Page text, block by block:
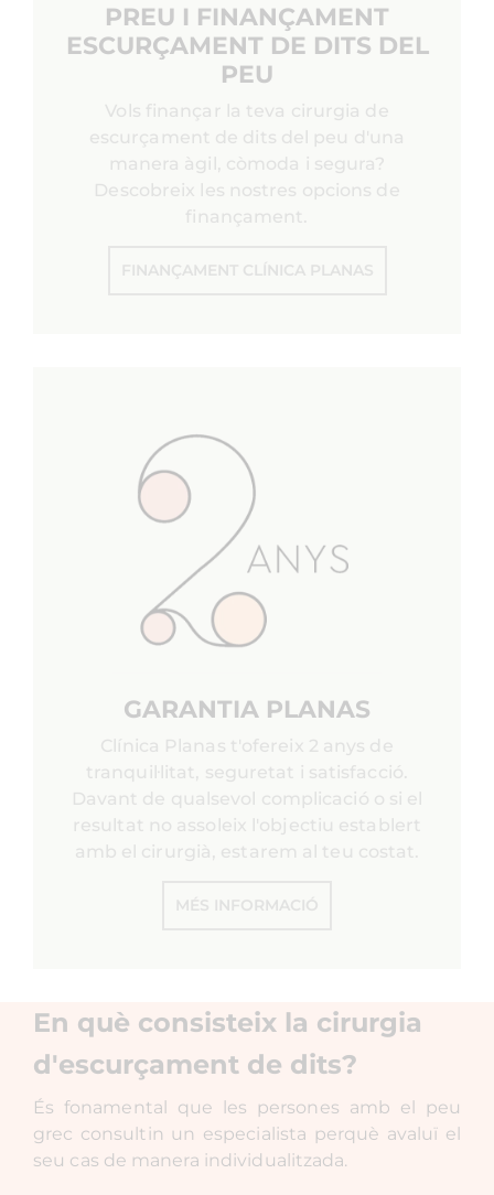
PREU I FINANÇAMENT
ESCURÇAMENT DE DITS DEL
PEU
Vols finançar la teva cirurgia de
escurçament de dits del peu d'una
manera àgil, còmoda i segura?
Descobreix les nostres opcions de
finançament.
FINANÇAMENT CLÍNICA PLANAS
GARANTIA PLANAS
Clínica Planas t'ofereix 2 anys de
tranquil·litat, seguretat i satisfacció.
Davant de qualsevol complicació o si el
resultat no assoleix l'objectiu establert
amb el cirurgià, estarem al teu costat.
MÉS INFORMACIÓ
En què consisteix la cirurgia
d'escurçament de dits?
És fonamental que les persones amb el peu
grec consultin un especialista perquè avaluï el
seu cas de manera individualitzada.